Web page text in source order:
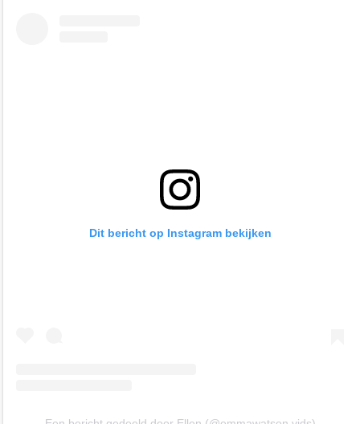
Dit bericht op Instagram bekijken